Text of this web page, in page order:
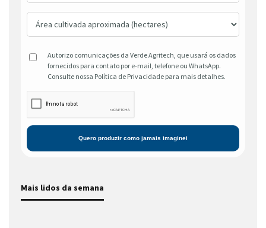
Autorizo comunicações da Verde Agritech, que usará os dados
fornecidos para contato por e-mail, telefone ou WhatsApp.
Consulte nossa Política de Privacidade para mais detalhes.
Mais lidos da semana